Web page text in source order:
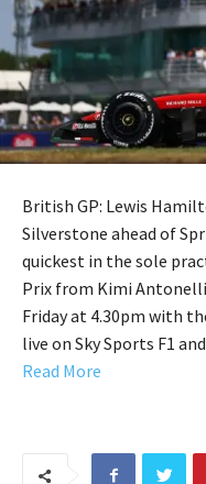
British GP: Lewis
Silverstone ahead of
quickest in the sole
Prix from Kimi
Friday at 4.30pm with
live on Sky Sports F1
Read More